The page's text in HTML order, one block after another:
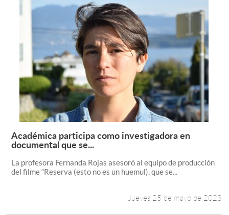
Leer más +
Académica participa como investigadora en
documental que se...
La profesora Fernanda Rojas asesoró al equipo de producción
del filme “Reserva (esto no es un huemul), que se...
Jueves 25 de mayo de 2023